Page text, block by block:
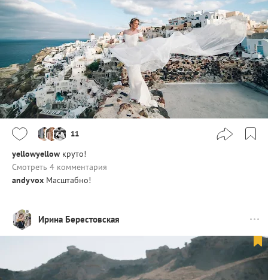
11
yellowyellow круто!
Смотреть 4 комментария
andyvox Масштабно!
Ирина Берестовская